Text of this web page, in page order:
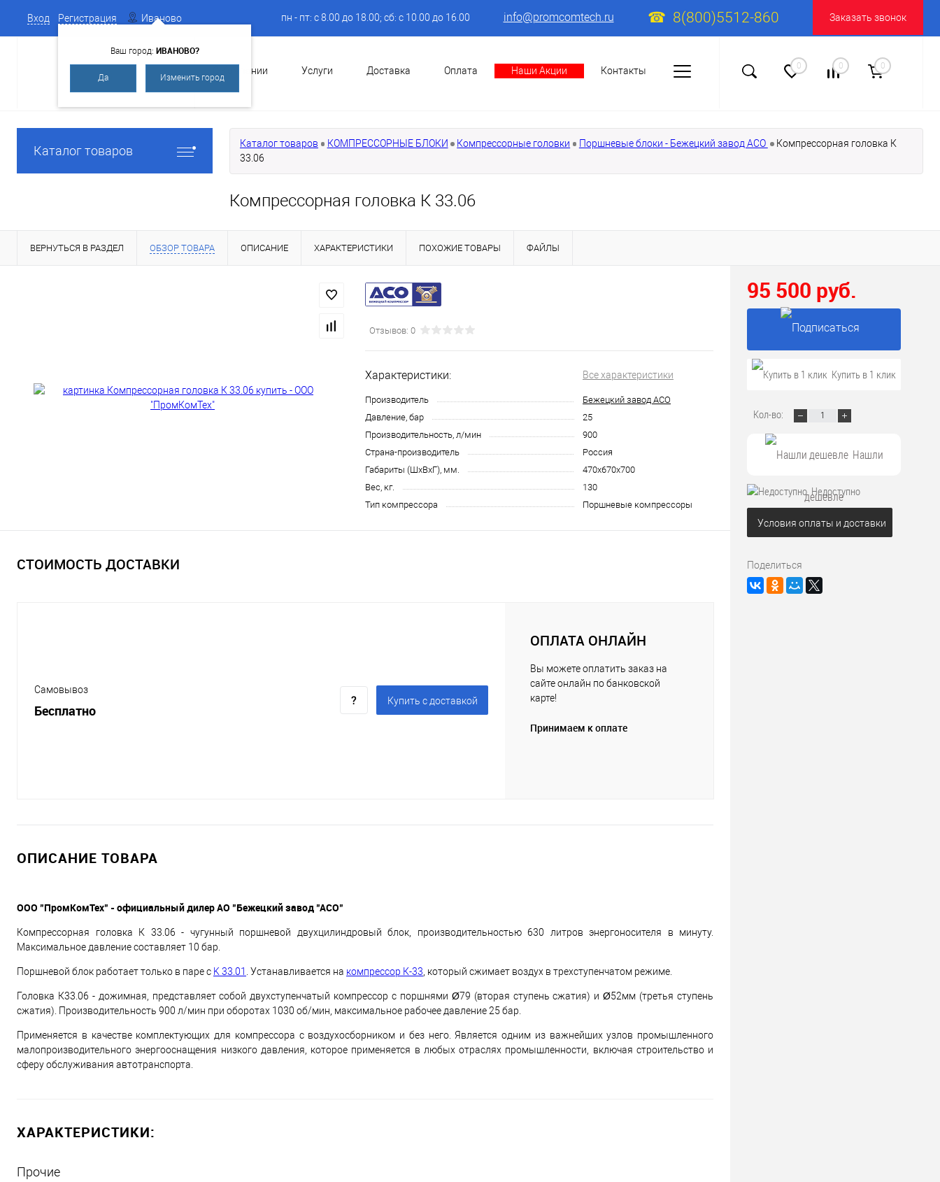
Вход Регистрация Иваново
Ваш город: ИВАНОВО?
Да Изменить город
пн - пт: с 8.00 до 18.00; сб: с 10.00 до 16.00 info@promcomtech.ru 8(800)5512-860 Заказать звонок
О Компании Услуги Доставка Оплата Наши Акции Контакты 0 0 0
Каталог товаров Каталог товаров КОМПРЕССОРНЫЕ БЛОКИ Компрессорные головки Поршневые блоки - Бежецкий завод АСО
Компрессорная головка К
33.06
Компрессорная головка К 33.06
ВЕРНУТЬСЯ В РАЗДЕЛ ОБЗОР ТОВАРА ОПИСАНИЕ ХАРАКТЕРИСТИКИ ПОХОЖИЕ ТОВАРЫ ФАЙЛЫ
Отзывов: 0
Характеристики: Все характеристики
Производитель
Бежецкий завод АСО
Давление, бар
25
Производительность, л/мин
900
Страна-производитель
Россия
Габариты (ШхВхГ), мм.
470х670х700
Вес, кг.
130
Тип компрессора
Поршневые компрессоры
СТОИМОСТЬ ДОСТАВКИ
Самовывоз
Бесплатно
Купить c доставкой
ОПЛАТА ОНЛАЙН
Вы можете оплатить заказ на
сайте онлайн по банковской
карте!
Принимаем к оплате
ОПИСАНИЕ ТОВАРА
ООО "ПромКомТех" - официальный дилер АО "Бежецкий завод "АСО"
Компрессорная головка К 33.06 - чугунный поршневой двухцилиндровый блок, производительностью 630 литров энергоносителя в минуту.
Максимальное давление составляет 10 бар.
Поршневой блок работает только в паре с K 33.01 . Устанавливается на компрессор К-33 , который сжимает воздух в трехступенчатом режиме.
Головка К33.06 - дожимная, представляет собой двухступенчатый компрессор с поршнями Ø79 (вторая ступень сжатия) и Ø52мм (третья ступень
сжатия). Производительность 900 л/мин при оборотах 1030 об/мин, максимальное рабочее давление 25 бар.
Применяется в качестве комплектующих для компрессора с воздухосборником и без него. Является одним из важнейших узлов промышленного
малопроизводительного энергооснащения низкого давления, которое применяется в любых отраслях промышленности, включая строительство и
сферу обслуживания автотранспорта.
ХАРАКТЕРИСТИКИ:
Прочие
95 500 руб.
ПодписатьсяКупить в 1 клик
Кол-во:
Нашли
дешевле
Недоступно
Условия оплаты и доставки
Поделиться